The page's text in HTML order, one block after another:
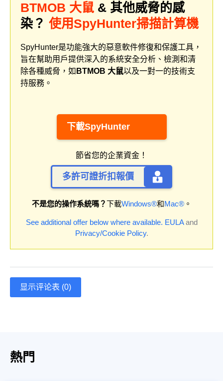
BTMOB 大鼠 & 其他威脅的感
染？ 使用SpyHunter掃描計算機
SpyHunter是功能強大的惡意軟件修復和保護工具，
旨在幫助用戶提供深入的系統安全分析、檢測和清
除各種威脅，如 BTMOB 大鼠以及一對一的技術支
持服務。
下載SpyHunter
節省您的企業資金！
多許可證折扣報價
不是您的操作系統嗎？下載Windows®和Mac®。
See additional offer below where available. EULAand
Privacy/Cookie Policy.
显示评论表 (0)
熱門